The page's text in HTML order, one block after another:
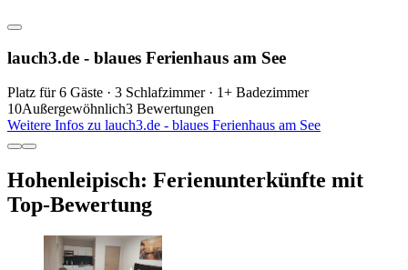
lauch3.de - blaues Ferienhaus am See
Platz für 6 Gäste · 3 Schlafzimmer · 1+ Badezimmer
10Außergewöhnlich3 Bewertungen
Weitere Infos zu lauch3.de - blaues Ferienhaus am See
Hohenleipisch: Ferienunterkünfte mit
Top-Bewertung